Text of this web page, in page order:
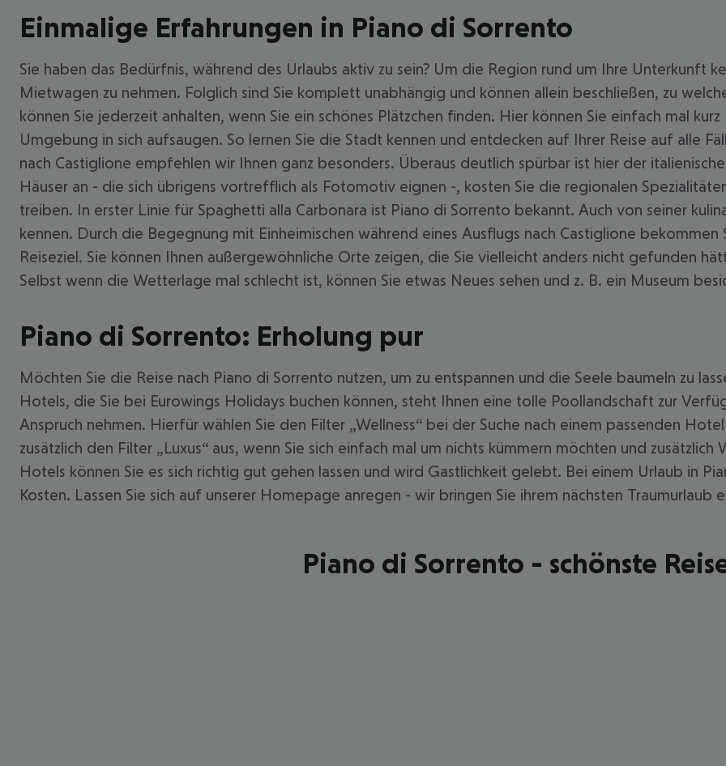
Einmalige Erfahrungen in Piano di Sorrento
Sie haben das Bedürfnis, während des Urlaubs aktiv zu sein? Um die Region rund um Ihre Unterkunft
Mietwagen zu nehmen. Folglich sind Sie komplett unabhängig und können allein beschließen, zu
können Sie jederzeit anhalten, wenn Sie ein schönes Plätzchen finden. Hier können Sie einfach mal
Umgebung in sich aufsaugen. So lernen Sie die Stadt kennen und entdecken auf Ihrer Reise auf alle
nach Castiglione empfehlen wir Ihnen ganz besonders. Überaus deutlich spürbar ist hier der
Häuser an - die sich übrigens vortrefflich als Fotomotiv eignen -, kosten Sie die regionalen
treiben. In erster Linie für Spaghetti alla Carbonara ist Piano di Sorrento bekannt. Auch von seiner
kennen. Durch die Begegnung mit Einheimischen während eines Ausflugs nach Castiglione bekommen
Reiseziel. Sie können Ihnen außergewöhnliche Orte zeigen, die Sie vielleicht anders nicht gefunden
Selbst wenn die Wetterlage mal schlecht ist, können Sie etwas Neues sehen und z. B. ein Museum
Piano di Sorrento: Erholung pur
Möchten Sie die Reise nach Piano di Sorrento nutzen, um zu entspannen und die Seele baumeln zu
Hotels, die Sie bei Eurowings Holidays buchen können, steht Ihnen eine tolle Poollandschaft zur
Anspruch nehmen. Hierfür wählen Sie den Filter „Wellness“ bei der Suche nach einem passenden
zusätzlich den Filter „Luxus“ aus, wenn Sie sich einfach mal um nichts kümmern möchten und
Hotels können Sie es sich richtig gut gehen lassen und wird Gastlichkeit gelebt. Bei einem Urlaub in
Kosten. Lassen Sie sich auf unserer Homepage anregen - wir bringen Sie ihrem nächsten Traumurlaub
Piano di Sorrento - schönste